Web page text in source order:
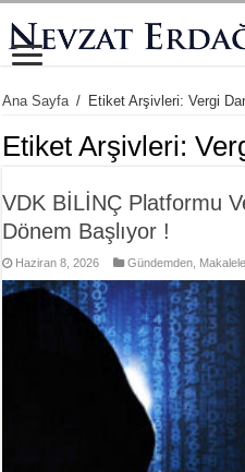
Ana Sayfa / Etiket Arşivleri: Vergi
Etiket Arşivleri:
VDK BİLİNÇ Platformu
Dönem Başlıyor !
Haziran 8, 2026 Gündemden